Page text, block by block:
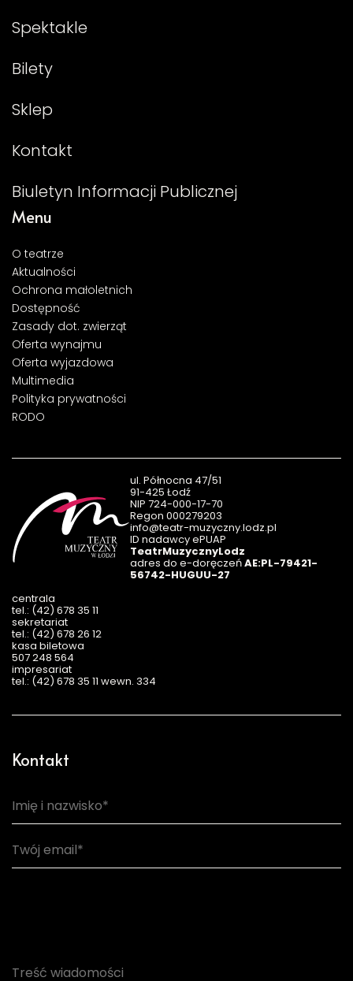
Spektakle
Bilety
Sklep
Kontakt
Biuletyn Informacji Publicznej
Menu
O teatrze
Aktualności
Ochrona małoletnich
Dostępność
Zasady dot. zwierząt
Oferta wynajmu
Oferta wyjazdowa
Multimedia
Polityka prywatności
RODO
ul. Północna 47/51
91-425 Łodź
NIP 724-000-17-70
Regon 000279203
info@teatr-muzyczny.lodz.pl
ID nadawcy ePUAP
TeatrMuzycznyLodz
adres do e-doręczeńAE:PL-79421-
56742-HUGUU-27
centrala
tel.: (42) 678 35 11
sekretariat
tel.: (42) 678 26 12
kasa biletowa
507 248 564
impresariat
tel.: (42) 678 35 11 wewn. 334
Kontakt